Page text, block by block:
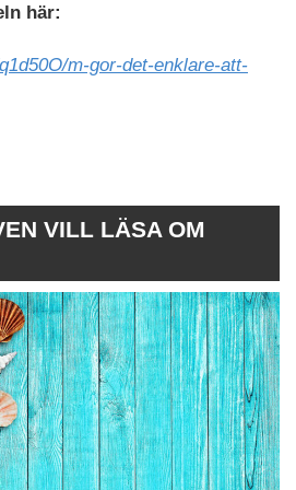
här:
m-gor-det-enklare-att-
VILL LÄSA OM